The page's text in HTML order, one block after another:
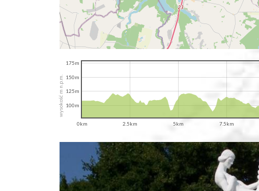
wysokość m n.p.m.
0km 2.5km 5km 7.5km
100m
125m
150m
175m